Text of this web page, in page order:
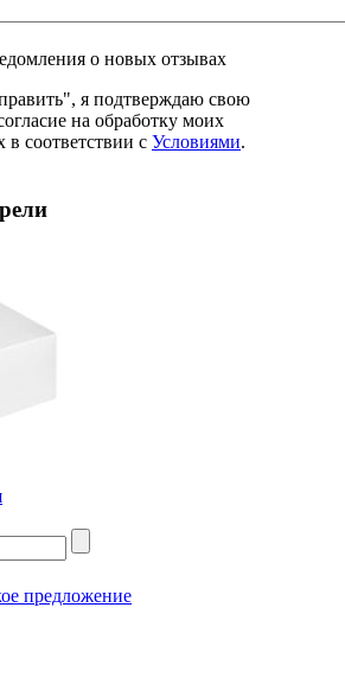
о новых отзывах
я подтверждаю свою
на обработку моих
соответствии с Условиями.
предложение